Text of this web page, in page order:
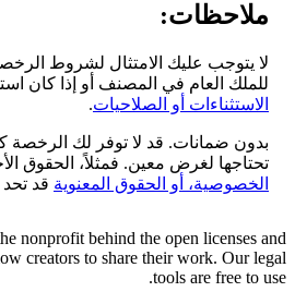
ملاحظات:
لا يتوجب عليك الامتثال لشروط
للملك العام في المصنف أو إذا كان
الاستثناءات أو الصلاحيات.
بدون ضمانات. قد لا توفر لك الرخصة
تحتاجها لغرض معين. فمثلاً، الحقوق
الخصوصية، أو الحقوق المعنوية قد
nonprofit behind the open licenses and
creators to share their work. Our legal
tools are free to use.